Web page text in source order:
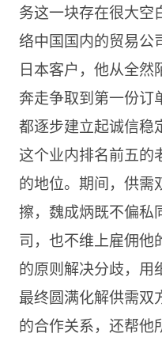
务这一块存在很大空
络中国国内的贸易公
日本客户，他从全然
奔走争取到第一份订
都逐步建立起诚信稳
这个业内排名前五的
的地位。期间，供需
擦，魏成炳既不偏私
司，也不维上雇佣他
的原则解决分歧，用
最终圆满化解供需双
的合作关系，还帮他